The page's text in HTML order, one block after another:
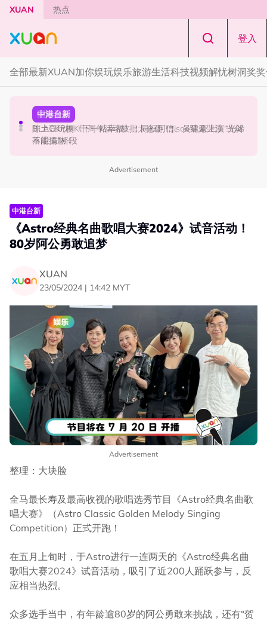
Skip to main content
XUAN 热点
登入
全部最新XUAN加你娱玩娱乐旅游生活科技视频解忧树洞奖
演唱会
范玮琪云顶开唱哽咽了！感性告白大马粉丝：我想继续唱
下去
国际星闻
BLACKPINK十周年活动被批太仓促！Jisoo罕见哭泣 当众
落泪道歉！
中港台新
陈土豆玩梗《下一站幸福》！同框阿信、吴建豪上演“光晞
不能捐”桥段
Advertisement
中港台新
《Astro经典名曲歌唱大赛2024》试音活动！
80岁阿公勇敢追梦
XUAN
23/05/2024 | 14:42 MYT
Advertisement
整理：大块脸
全马最长寿及最高收视的歌唱选秀节目《Astro经典名曲歌
唱大赛》（Astro Classic Golden Melody Singing
Competition）正式开跑！
在五月上旬时，于Astro进行一连两天的《Astro经典名曲
歌唱大赛2024》试音活动，吸引了近200人踊跃参与，反
应相当热烈。
众多选手当中，有年龄逾80岁的阿公勇敢来挑战，还有“贺